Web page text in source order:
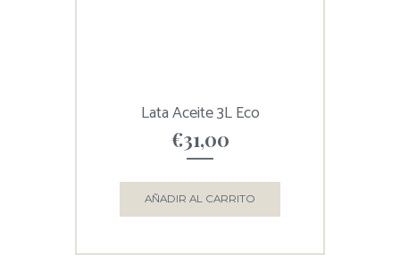
Lata Aceite 3L Eco
€31,00
AÑADIR AL CARRITO